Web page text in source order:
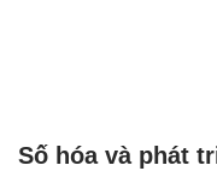
Số hóa và phát